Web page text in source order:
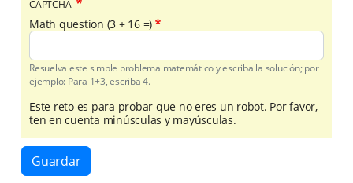
CAPTCHA
Math question (3 + 16 =)
Resuelva este simple problema matemático y escriba la solución; por
ejemplo: Para 1+3, escriba 4.
Este reto es para probar que no eres un robot. Por favor,
ten en cuenta minúsculas y mayúsculas.
Guardar